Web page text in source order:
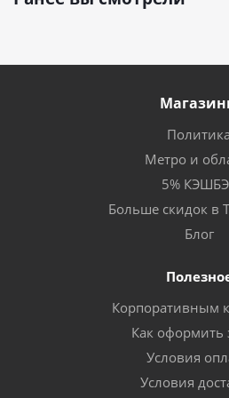
Политика
Метро и
5%
Больше скидок в
Блог
Корпоративным
Как оформить
Условия
Условия